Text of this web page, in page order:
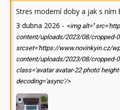
Stres moderní doby a jak s ním
3 dubna 2026 - <img alt=''
content/uploads/2023/08/cropped-
srcset='https://www.novinkyin.cz/
content/uploads/2023/08/cropped-
class='avatar avatar-22 photo'
decoding='async'/>